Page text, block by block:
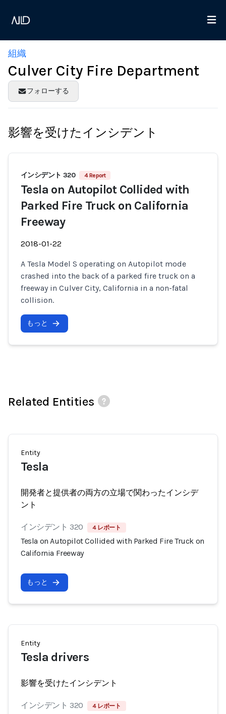
組織
Culver City Fire Department
フォローする
影響を受けたインシデント
インシデント 320 4 Report
Tesla on Autopilot Collided with
Parked Fire Truck on California
Freeway
2018-01-22
A Tesla Model S operating on Autopilot mode
crashed into the back of a parked fire truck on a
freeway in Culver City, California in a non-fatal
collision.
もっと
Related Entities
Entity
Tesla
開発者と提供者の両方の立場で関わったインシデ
ント
インシデント 320 4 レポート
Tesla on Autopilot Collided with Parked Fire Truck on
California Freeway
もっと
Entity
Tesla drivers
影響を受けたインシデント
インシデント 320 4 レポート